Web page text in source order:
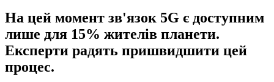
На цей момент зв'язок 5G є доступним
лише для 15% жителів планети.
Експерти радять пришвидшити цей
процес.